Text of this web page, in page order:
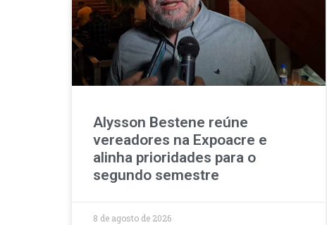
Alysson Bestene reúne
vereadores na Expoacre e
alinha prioridades para o
segundo semestre
8 de agosto de 2026